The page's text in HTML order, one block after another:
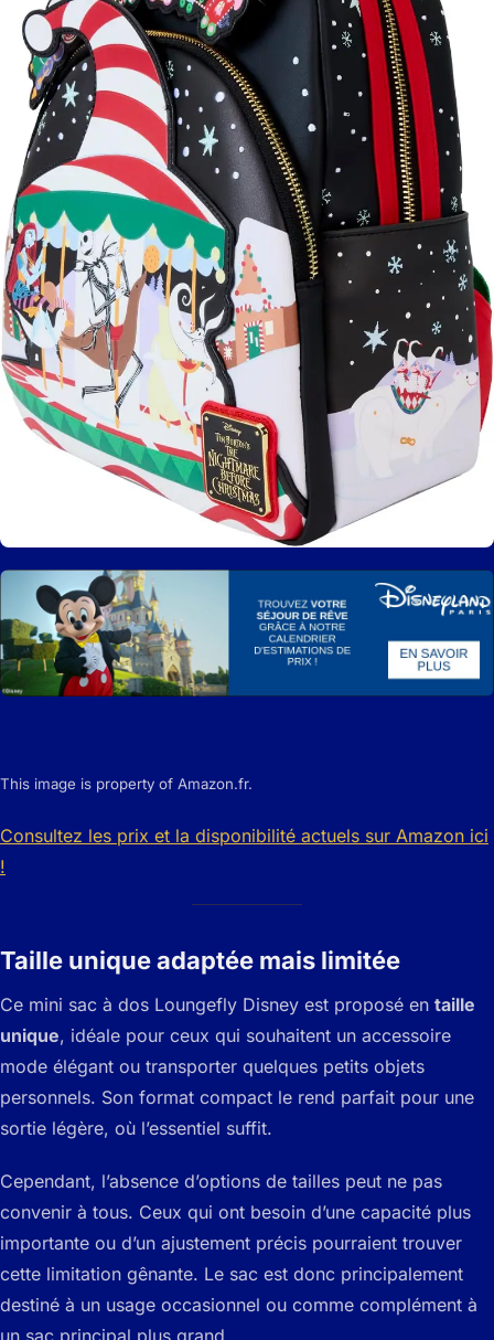
This image is property of Amazon.fr.
Consultez les prix et la disponibilité actuels sur Amazon ici
!
Taille unique adaptée mais limitée
Ce mini sac à dos Loungefly Disney est proposé en taille
unique, idéale pour ceux qui souhaitent un accessoire
mode élégant ou transporter quelques petits objets
personnels. Son format compact le rend parfait pour une
sortie légère, où l’essentiel suffit.
Cependant, l’absence d’options de tailles peut ne pas
convenir à tous. Ceux qui ont besoin d’une capacité plus
importante ou d’un ajustement précis pourraient trouver
cette limitation gênante. Le sac est donc principalement
destiné à un usage occasionnel ou comme complément à